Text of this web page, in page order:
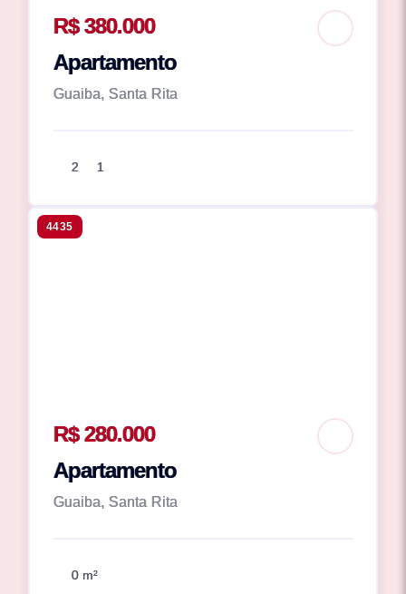
R$ 380.000
Apartamento
Guaiba, Santa Rita
2 1
4435
R$ 280.000
Apartamento
Guaiba, Santa Rita
0 m²